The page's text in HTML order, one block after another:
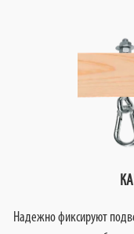
Надежно фиксируют